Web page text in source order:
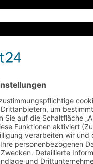
08371 Glauchau
Telefon:03763 / 60880
WhatsApp:0174 / 490 88 52